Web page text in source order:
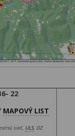
22
MAPOVÝ LIST
sieť, ULS, DZ